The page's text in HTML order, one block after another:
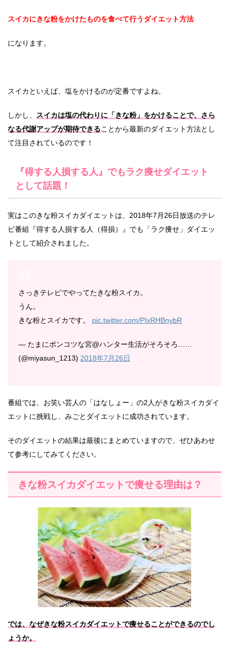
スイカにきな粉をかけたものを食べて行うダイエット方法
になります。
スイカといえば、塩をかけるのが定番ですよね。
しかし、
スイカは塩の代わりに「きな粉」をかけることで、さら
なる代謝アップが期待できることから最新のダイエット方法とし
て注目されているのです！
『得する人損する人』でもラク痩せダイエット
として話題！
実はこのきな粉スイカダイエットは、2018年7月26日放送のテレ
ビ番組『得する人損する人（得損）』でも「ラク痩せ」ダイエッ
トとして紹介されました。
さっきテレビでやってたきな粉スイカ。
うん。
きな粉とスイカです。 pic.twitter.com/PIxRHBnybR
— たまにポンコツな宮@ハンター生活がそろそろ……
(@miyasun_1213) 2018年7月26日
番組では、お笑い芸人の「はなしょー」の2人がきな粉スイカダイ
エットに挑戦し、みごとダイエットに成功されています。
そのダイエットの結果は最後にまとめていますので、ぜひあわせ
て参考にしてみてください。
きな粉スイカダイエットで痩せる理由は？
では、なぜきな粉スイカダイエットで痩せることができるのでし
ょうか。